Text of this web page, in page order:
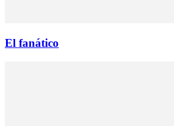
El fanático